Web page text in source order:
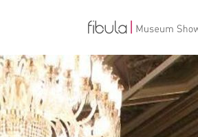
ANA SAYFA
PROJELER
ÜRÜNLER